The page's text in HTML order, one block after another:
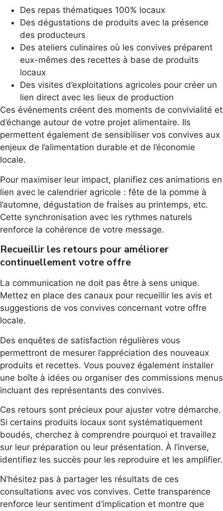
Des repas thématiques 100% locaux
Des dégustations de produits avec la présence
des producteurs
Des ateliers culinaires où les convives préparent
eux-mêmes des recettes à base de produits
locaux
Des visites d’exploitations agricoles pour créer un
lien direct avec les lieux de production
Ces événements créent des moments de convivialité et
d’échange autour de votre projet alimentaire. Ils
permettent également de sensibiliser vos convives aux
enjeux de l’alimentation durable et de l’économie
locale.
Pour maximiser leur impact, planifiez ces animations en
lien avec le calendrier agricole : fête de la pomme à
l’automne, dégustation de fraises au printemps, etc.
Cette synchronisation avec les rythmes naturels
renforce la cohérence de votre message.
Recueillir les retours pour améliorer
continuellement votre offre
La communication ne doit pas être à sens unique.
Mettez en place des canaux pour recueillir les avis et
suggestions de vos convives concernant votre offre
locale.
Des enquêtes de satisfaction régulières vous
permettront de mesurer l’appréciation des nouveaux
produits et recettes. Vous pouvez également installer
une boîte à idées ou organiser des commissions menus
incluant des représentants des convives.
Ces retours sont précieux pour ajuster votre démarche.
Si certains produits locaux sont systématiquement
boudés, cherchez à comprendre pourquoi et travaillez
sur leur préparation ou leur présentation. À l’inverse,
identifiez les succès pour les reproduire et les amplifier.
N’hésitez pas à partager les résultats de ces
consultations avec vos convives. Cette transparence
renforce leur sentiment d’implication et montre que